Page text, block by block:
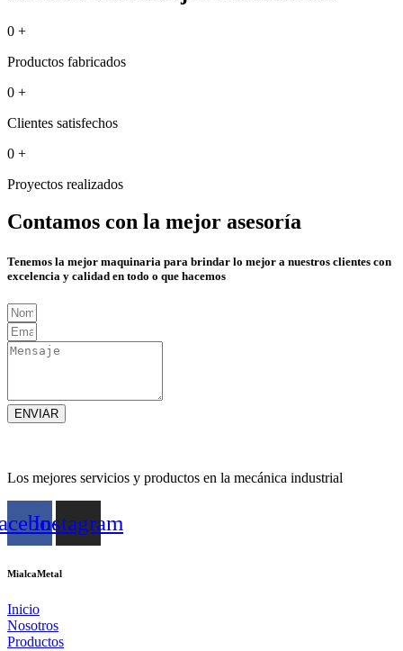
0 +
Productos fabricados
0 +
Clientes satisfechos
0 +
Proyectos realizados
Contamos con la mejor asesoría
Tenemos la mejor maquinaria para brindar lo mejor a nuestros clientes con
excelencia y calidad en todo o que hacemos
ENVIAR
Los mejores servicios y productos en la mecánica industrial
Instagram
MialcaMetal
Inicio
Nosotros
Productos